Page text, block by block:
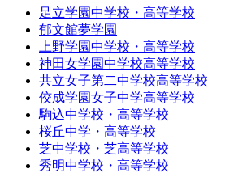
足立学園中学校・高等学校
郁文館夢学園
上野学園中学校・高等学校
神田女学園中学校高等学校
共立女子第二中学校高等学校
佼成学園女子中学高等学校
駒込中学校・高等学校
桜丘中学・高等学校
芝中学校・芝高等学校
秀明中学校・高等学校